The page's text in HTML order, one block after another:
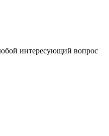
интересующий вопрос